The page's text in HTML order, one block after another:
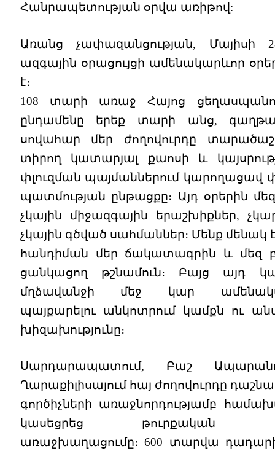
Հանրապետության օրվա առիթով:
Առանց չափազանցության, Մայիսի
ազգային օրացույցի ամենակարևոր
է։
108 տարի առաջ Հայոց
ընդամենը երեք տարի անց,
սովահար մեր ժողովուրդը
տիրող կատարյալ քաոսի և
փլուզման պայմաններում կարողացավ
պատմության ընթացքը։ Այդ օրերին
չկային միջազգային երաշխիքներ,
չկային գծված սահմաններ։ Մենք մենակ
հանդիման մեր ճակատագրին և մեզ
ցանկացող թշնամուն։ Բայց այդ
մղձավանջի մեջ կար
պայքարելու անկոտրում կամքն ու
խիզախությունը։
Սարդարապատում, Բաշ
Ղարաքիլիսայում հայ ժողովուրդը
գործիչների առաջնորդությամբ
կասեցրեց թուրքական
առաջխաղացումը։ 600 տարվա